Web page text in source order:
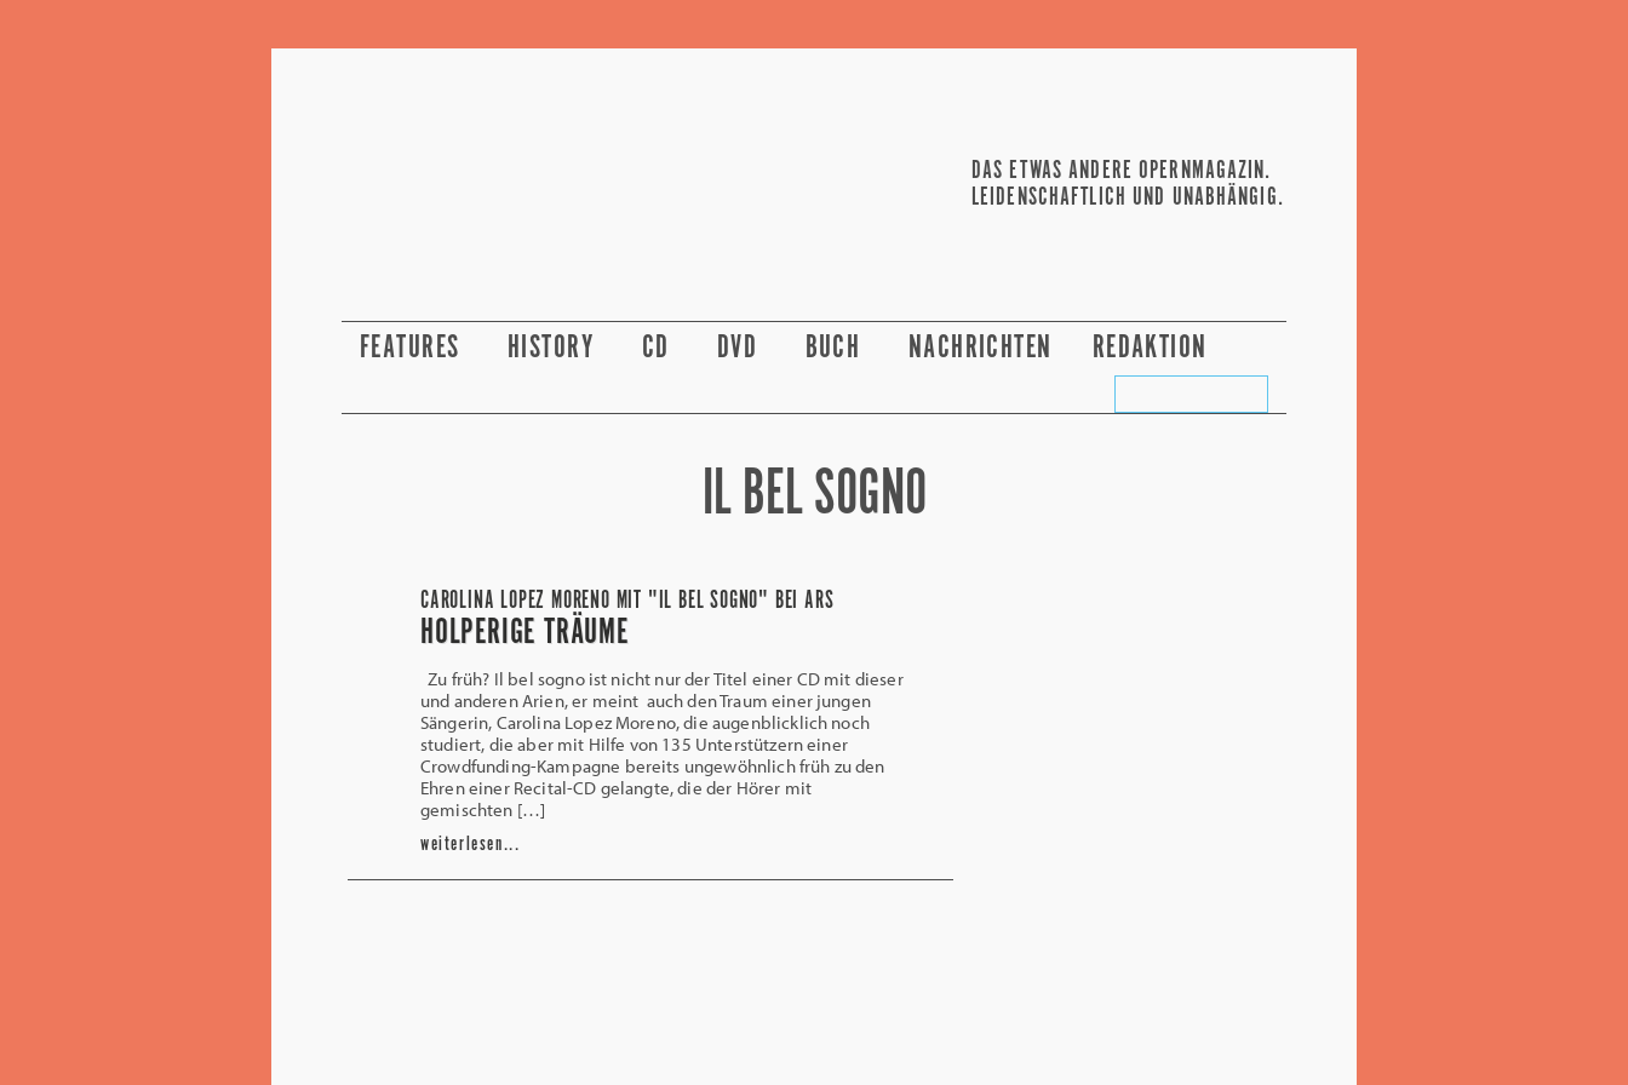
DAS ETWAS ANDERE OPERNMAGAZIN.
LEIDENSCHAFTLICH UND UNABHÄNGIG.
FEATURES HISTORY CD DVD BUCH NACHRICHTEN REDAKTION
IL BEL SOGNO
CAROLINA LOPEZ MORENO MIT "IL BEL SOGNO" BEI ARS
HOLPERIGE TRÄUME
Zu früh? Il bel sogno ist nicht nur der Titel einer CD mit dieser
und anderen Arien, er meint auch den Traum einer jungen
Sängerin, Carolina Lopez Moreno, die augenblicklich noch
studiert, die aber mit Hilfe von 135 Unterstützern einer
Crowdfunding-Kampagne bereits ungewöhnlich früh zu den
Ehren einer Recital-CD gelangte, die der Hörer mit
gemischten […]
weiterlesen...